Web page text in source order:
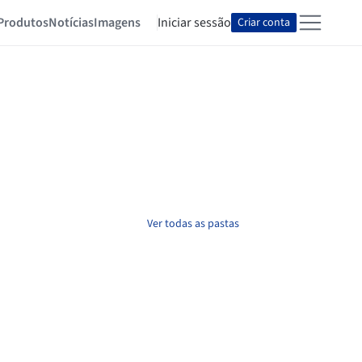
NotíciasImagens Iniciar sessão Criar conta
Ver todas as pastas